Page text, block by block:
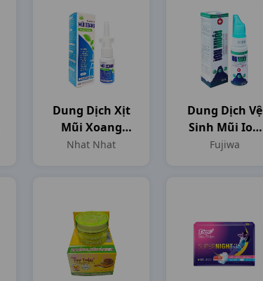
Dung Dịch Xịt
Mũi Xoang
C15ml Nhat
Nhat Nhat
Dung Dịch Vệ
Sinh Mũi Ion
Muối C90ml
Fujiwa